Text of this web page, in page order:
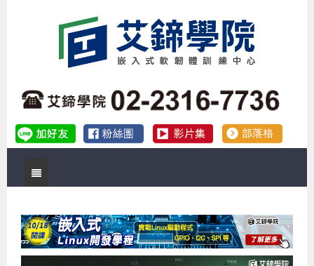
關於艾鍗
最新公告
實體課程